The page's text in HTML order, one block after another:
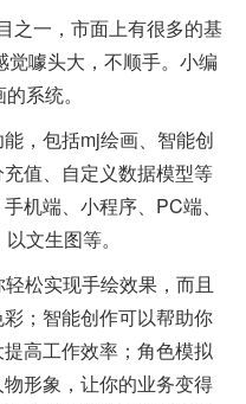
之一，市面上有很多的基
噱头大，不顺手。小编
系统。
，包括mj绘画、智能创
值、自定义数据模型等
机端、小程序、PC端、
文生图等。
松实现手绘效果，而且
；智能创作可以帮助你
高工作效率；角色模拟
形象，让你的业务变得